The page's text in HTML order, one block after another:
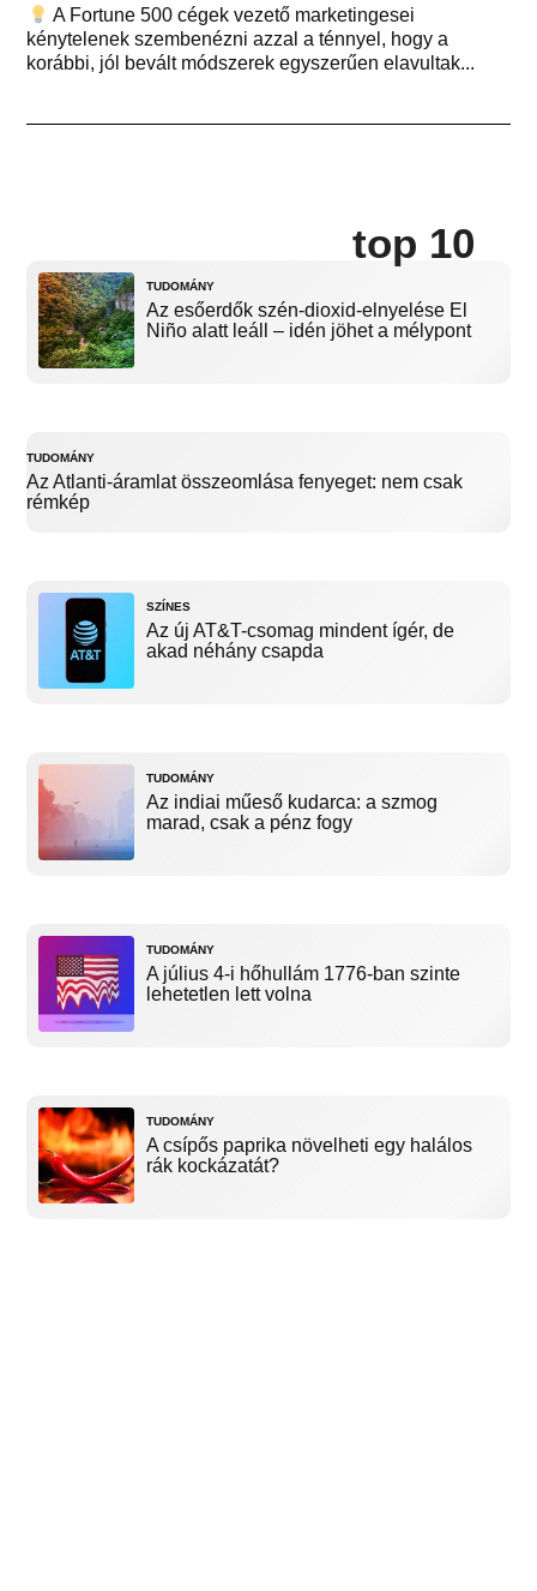
A Fortune 500 cégek vezető marketingesei
kénytelenek szembenézni azzal a ténnyel, hogy a
korábbi, jól bevált módszerek egyszerűen elavultak...
top 10
TUDOMÁNY
Az esőerdők szén-dioxid-elnyelése El
Niño alatt leáll – idén jöhet a mélypont
TUDOMÁNY
Az Atlanti-áramlat összeomlása fenyeget: nem csak
rémkép
SZÍNES
Az új AT&T-csomag mindent ígér, de
akad néhány csapda
TUDOMÁNY
Az indiai műeső kudarca: a szmog
marad, csak a pénz fogy
TUDOMÁNY
A július 4-i hőhullám 1776-ban szinte
lehetetlen lett volna
TUDOMÁNY
A csípős paprika növelheti egy halálos
rák kockázatát?